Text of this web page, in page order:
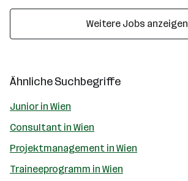
Weitere Jobs anzeigen
Ähnliche Suchbegriffe
Junior in Wien
Consultant in Wien
Projektmanagement in Wien
Traineeprogramm in Wien